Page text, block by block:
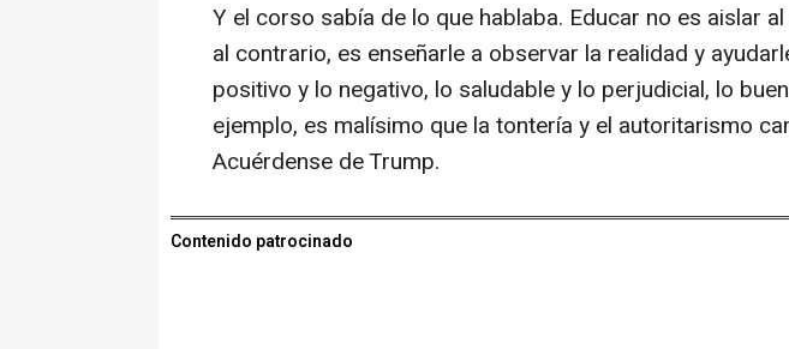
Y el corso sabía de lo que hablaba. Educar no es aislar
al contrario, es enseñarle a observar la realidad y
positivo y lo negativo, lo saludable y lo perjudicial, lo
ejemplo, es malísimo que la tontería y el autoritarismo
Acuérdense de Trump.
Contenido patrocinado